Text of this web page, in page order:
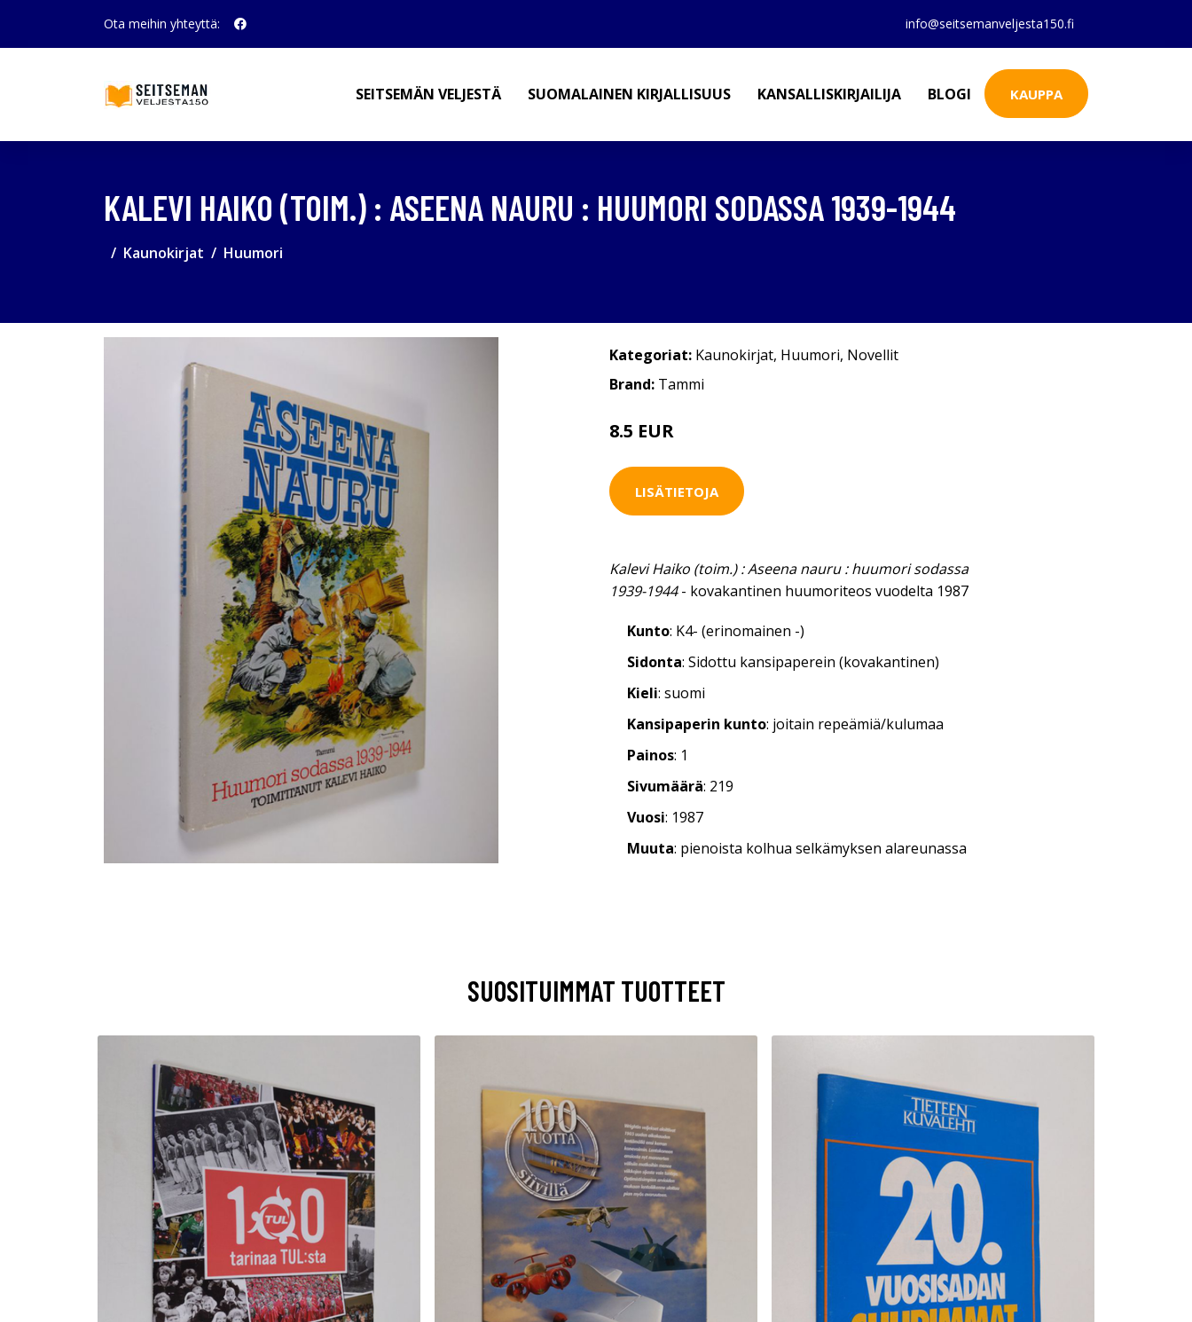
Ota meihin yhteyttä: info@seitsemanveljesta150.fi
SEITSEMÄN VELJESTÄ SUOMALAINEN KIRJALLISUUS KANSALLISKIRJAILIJA BLOGI KAUPPA
KALEVI HAIKO (TOIM.) : ASEENA NAURU : HUUMORI SODASSA 1939-1944
Kaunokirjat Huumori
Kategoriat: Kaunokirjat, Huumori, Novellit
Brand: Tammi
8.5 EUR
LISÄTIETOJA
Kalevi Haiko (toim.) : Aseena nauru : huumori sodassa
1939-1944- kovakantinen huumoriteos vuodelta 1987
Kunto: K4- (erinomainen -)
Sidonta: Sidottu kansipaperein (kovakantinen)
Kieli: suomi
Kansipaperin kunto: joitain repeämiä/kulumaa
Painos: 1
Sivumäärä: 219
Vuosi: 1987
Muuta: pienoista kolhua selkämyksen alareunassa
SUOSITUIMMAT TUOTTEET